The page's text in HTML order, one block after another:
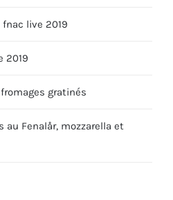
live 2019
2019
gratinés
Fenalår, mozzarella et